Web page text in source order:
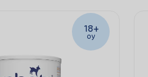
18+
oy